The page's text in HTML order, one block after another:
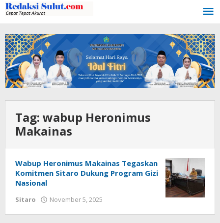
Lewati
ke
konten
Tag: wabup Heronimus
Makainas
Wabup Heronimus Makainas Tegaskan
Komitmen Sitaro Dukung Program Gizi
Nasional
Sitaro November 5, 2025